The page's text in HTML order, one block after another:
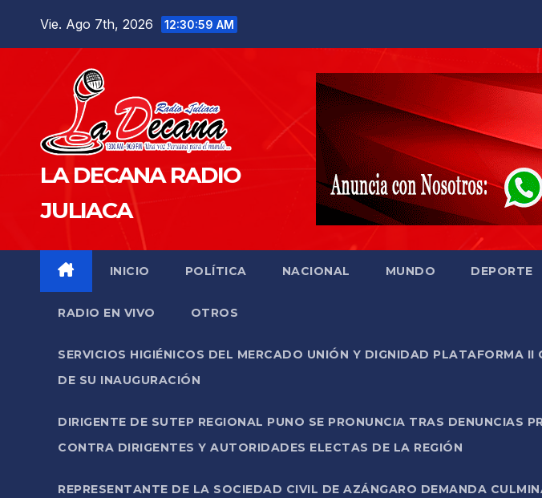
Vie. Ago 7th, 2026 12:31:00 AM
LA DECANA RADIO
JULIACA
INICIO POLÍTICA NACIONAL MUNDO DEPORTE
RADIO EN VIVO OTROS
SERVICIOS HIGIÉNICOS DEL MERCADO UNIÓN Y DIGNIDAD PLATAFORMA
DE SU INAUGURACIÓN
DIRIGENTE DE SUTEP REGIONAL PUNO SE PRONUNCIA TRAS DENUNCIAS
CONTRA DIRIGENTES Y AUTORIDADES ELECTAS DE LA REGIÓN
REPRESENTANTE DE LA SOCIEDAD CIVIL DE AZÁNGARO DEMANDA